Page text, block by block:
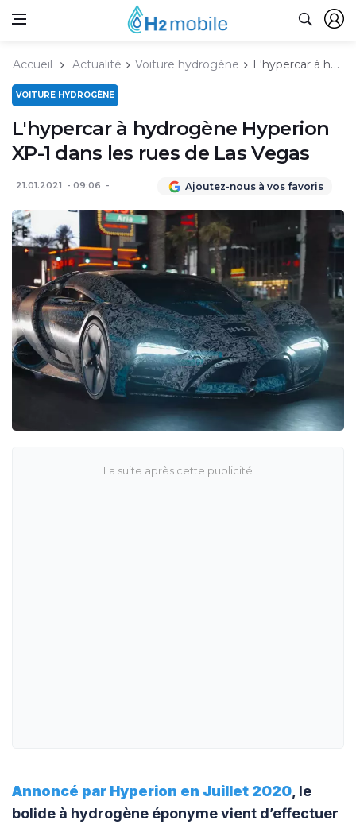
Accueil Actualité Voiture hydrogène L'hypercar à hydrogène Hyperion XP-1 dans les rues de Las Vegas
VOITURE HYDROGÈNE
L'hypercar à hydrogène Hyperion
XP-1 dans les rues de Las Vegas
21.01.2021 09:06 Ajoutez-nous à vos favoris
Annoncé par Hyperion en Juillet 2020 , le
bolide à hydrogène éponyme vient d’effectuer